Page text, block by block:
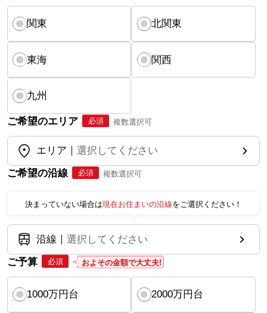
関東 北関東
東海 関西
九州
ご希望のエリア 必須 複数選択可
エリア
選択してください
ご希望の沿線
必須 複数選択可
決まっていない場合は現在お住まいの沿線をご選択ください！
沿線
選択してください
ご予算
必須 およその金額で大丈夫!
1000万円台 2000万円台